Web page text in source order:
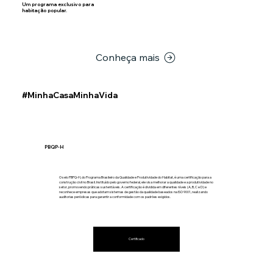
Um programa exclusivo para
habitação popular.
Conheça mais
#MinhaCasaMinhaVida
PBQP-H
O selo PBPQ-H, do Programa Brasileiro da Qualidade e Produtividade do Habitat, é uma certificação para a
construção civil no Brasil. Instituído pelo governo federal, ele visa melhorar a qualidade e a produtividade no
setor, promovendo práticas sustentáveis. A certificação é dividida em diferentes níveis (A, B, C e D) e
reconhece empresas que adotam sistemas de gestão da qualidade baseados na ISO 9001, realizando
auditorias periódicas para garantir a conformidade com os padrões exigidos.
Certificado